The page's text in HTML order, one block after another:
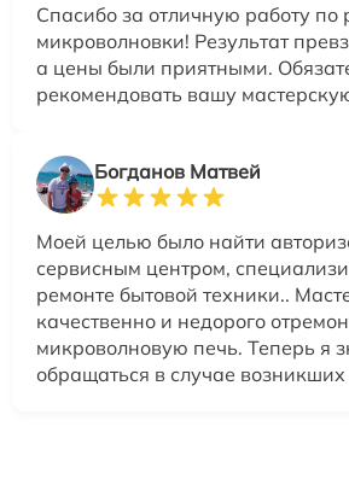
Спасибо за отличную работу по
микроволновки! Результат
а цены были приятными.
рекомендовать вашу
Богданов Матвей
Моей целью было найти
сервисным центром,
ремонте бытовой техники..
качественно и недорого
микроволновую печь. Теперь я
обращаться в случае